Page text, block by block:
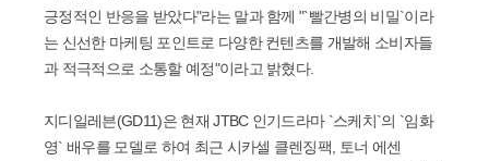
긍정적인 반응을 받았다"라는 말과 함께 "`빨간병의 비밀`이라
는 신선한 마케팅 포인트로 다양한 컨텐츠를 개발해 소비자들
과 적극적으로 소통할 예정"이라고 밝혔다.
지디일레븐(GD11)은 현재 JTBC 인기드라마 `스케치`의 `임화
영` 배우를 모델로 하여 최근 시카셀 클렌징팩, 토너 에센